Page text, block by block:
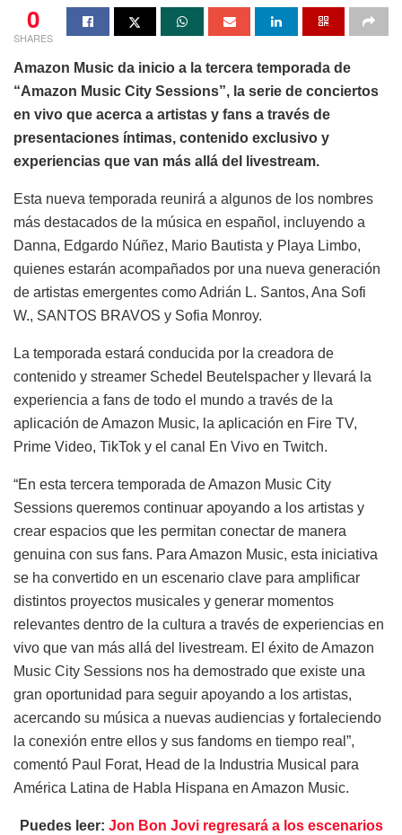
0
SHARES
Amazon Music da inicio a la tercera temporada de
“Amazon Music City Sessions”, la serie de conciertos
en vivo que acerca a artistas y fans a través de
presentaciones íntimas, contenido exclusivo y
experiencias que van más allá del livestream.
Esta nueva temporada reunirá a algunos de los nombres
más destacados de la música en español, incluyendo a
Danna, Edgardo Núñez, Mario Bautista y Playa Limbo,
quienes estarán acompañados por una nueva generación
de artistas emergentes como Adrián L. Santos, Ana Sofi
W., SANTOS BRAVOS y Sofia Monroy.
La temporada estará conducida por la creadora de
contenido y streamer Schedel Beutelspacher y llevará la
experiencia a fans de todo el mundo a través de la
aplicación de Amazon Music, la aplicación en Fire TV,
Prime Video, TikTok y el canal En Vivo en Twitch.
“En esta tercera temporada de Amazon Music City
Sessions queremos continuar apoyando a los artistas y
crear espacios que les permitan conectar de manera
genuina con sus fans. Para Amazon Music, esta iniciativa
se ha convertido en un escenario clave para amplificar
distintos proyectos musicales y generar momentos
relevantes dentro de la cultura a través de experiencias en
vivo que van más allá del livestream. El éxito de Amazon
Music City Sessions nos ha demostrado que existe una
gran oportunidad para seguir apoyando a los artistas,
acercando su música a nuevas audiencias y fortaleciendo
la conexión entre ellos y sus fandoms en tiempo real”,
comentó Paul Forat, Head de la Industria Musical para
América Latina de Habla Hispana en Amazon Music.
Puedes leer: Jon Bon Jovi regresará a los escenarios